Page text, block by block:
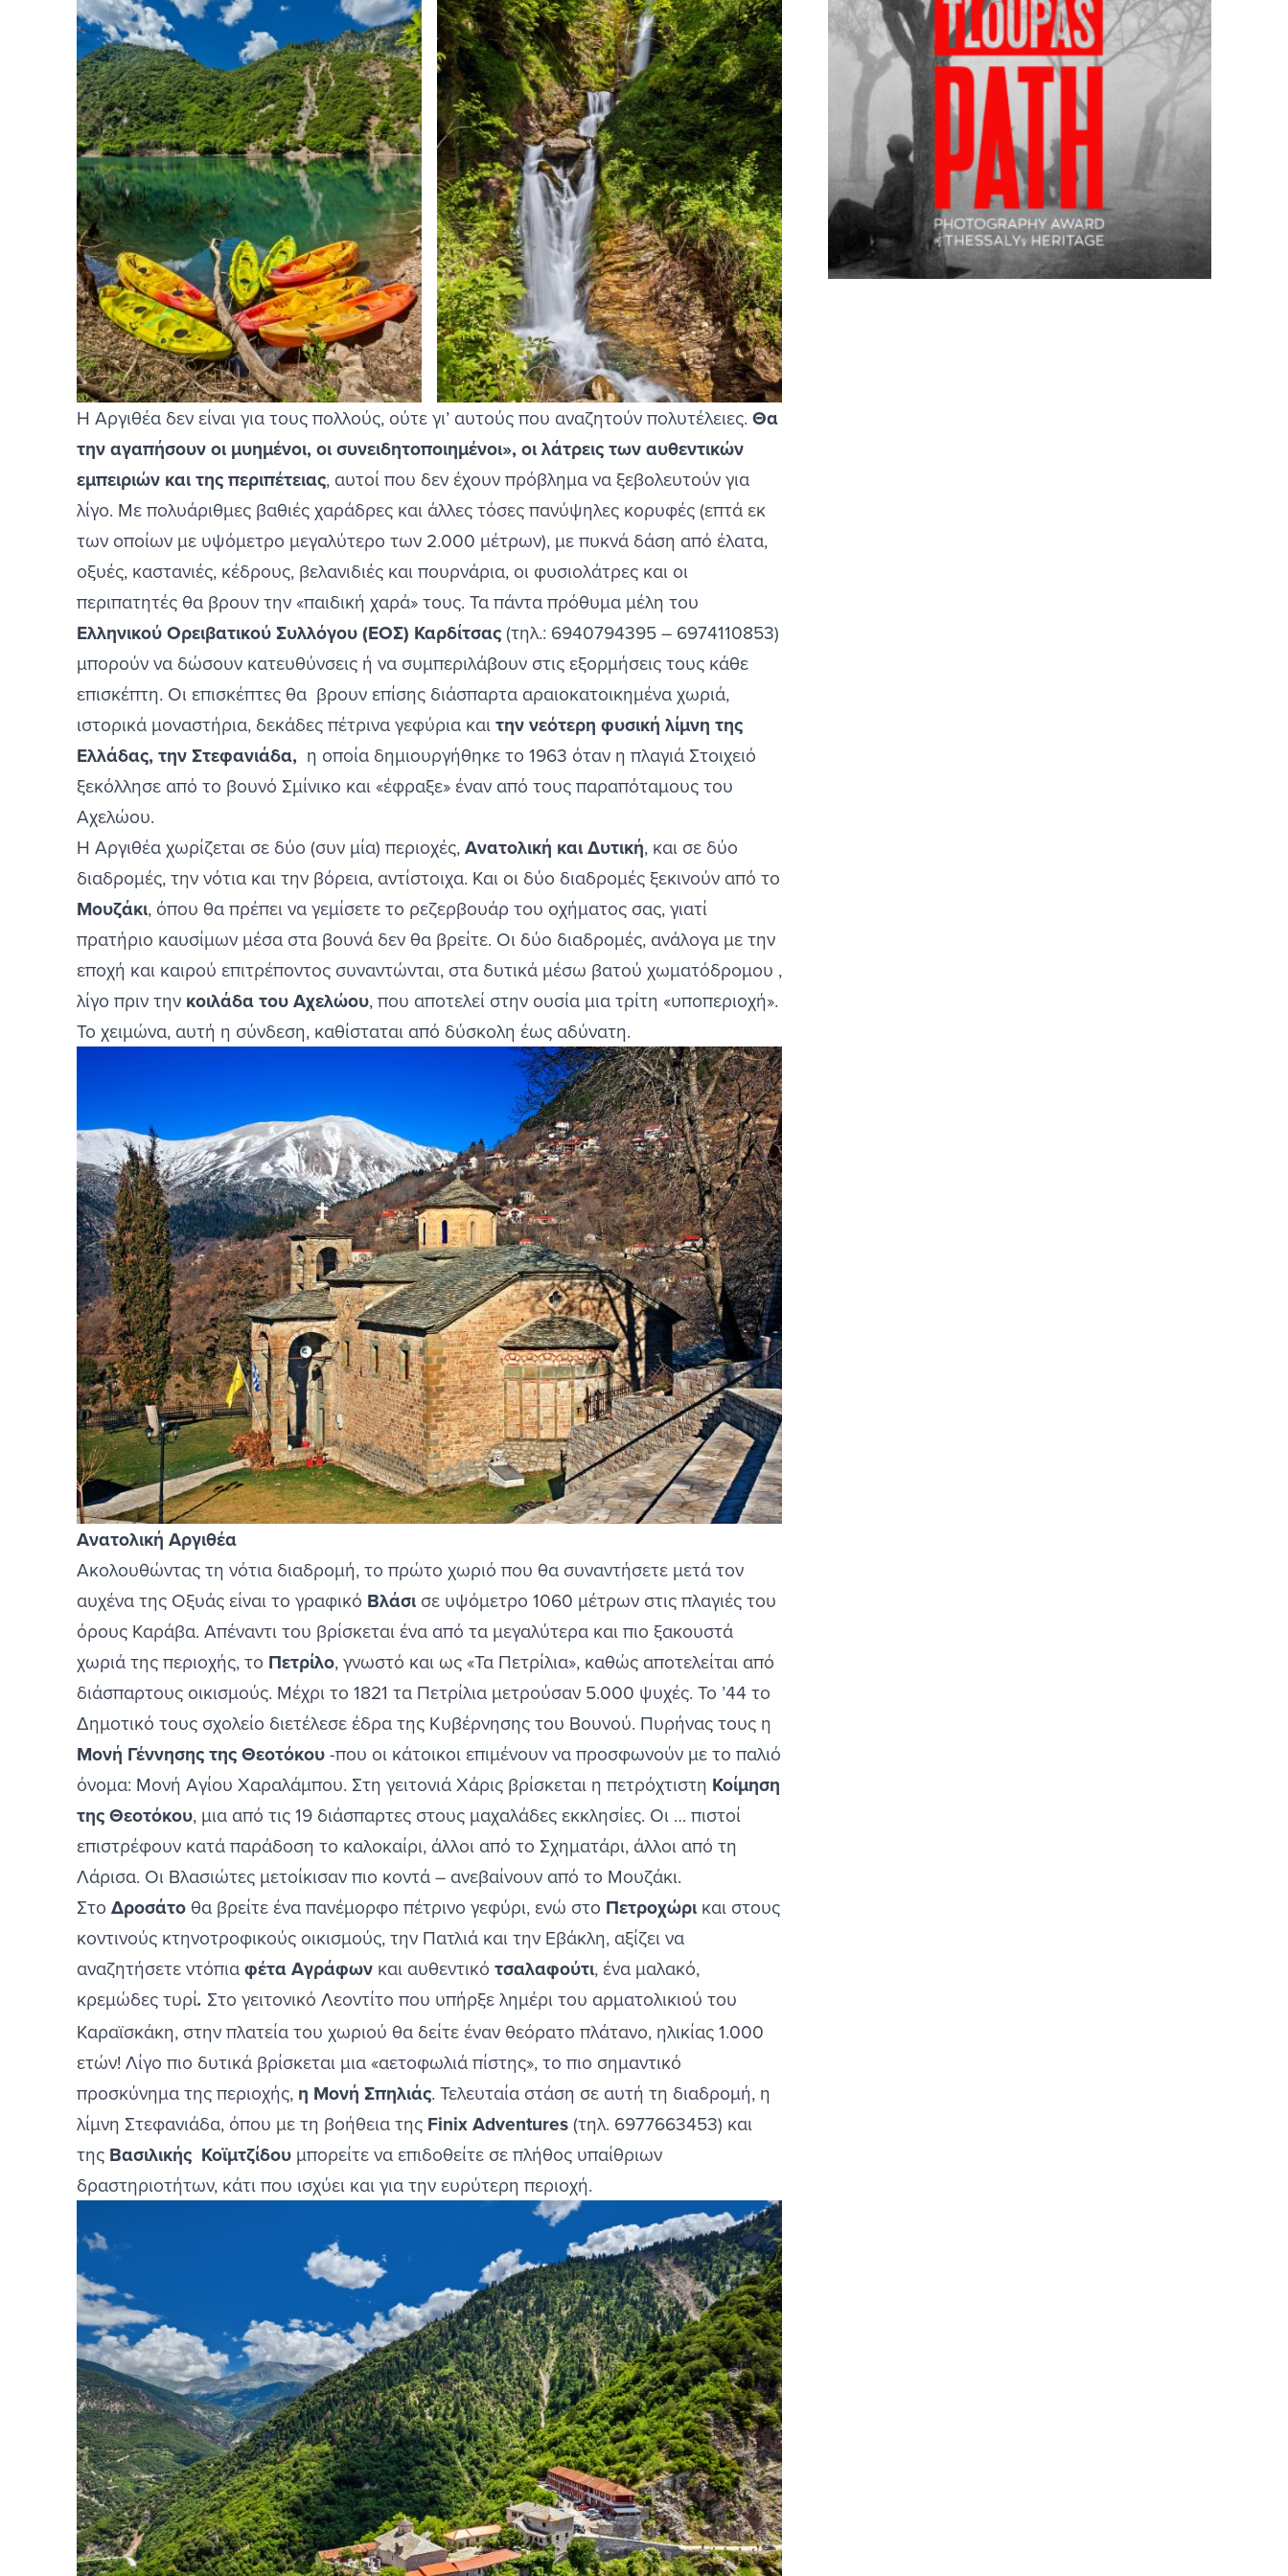
Η Αργιθέα δεν είναι για τους πολλούς, ούτε γι’ αυτούς που αναζητούν πολυτέλειες. Θα
την αγαπήσουν οι μυημένοι, οι συνειδητοποιημένοι», οι λάτρεις των αυθεντικών
εμπειριών και της περιπέτειας, αυτοί που δεν έχουν πρόβλημα να ξεβολευτούν για
λίγο. Με πολυάριθμες βαθιές χαράδρες και άλλες τόσες πανύψηλες κορυφές (επτά εκ
των οποίων με υψόμετρο μεγαλύτερο των 2.000 μέτρων), με πυκνά δάση από έλατα,
οξυές, καστανιές, κέδρους, βελανιδιές και πουρνάρια, οι φυσιολάτρες και οι
περιπατητές θα βρουν την «παιδική χαρά» τους. Τα πάντα πρόθυμα μέλη του
Ελληνικού Ορειβατικού Συλλόγου (ΕΟΣ) Καρδίτσας(τηλ.: 6940794395 – 6974110853)
μπορούν να δώσουν κατευθύνσεις ή να συμπεριλάβουν στις εξορμήσεις τους κάθε
επισκέπτη. Οι επισκέπτες θα βρουν επίσης διάσπαρτα αραιοκατοικημένα χωριά,
ιστορικά μοναστήρια, δεκάδες πέτρινα γεφύρια καιτην νεότερη φυσική λίμνη της
Ελλάδας, τηνΣτεφανιάδα, η οποία δημιουργήθηκε το 1963 όταν η πλαγιά Στοιχειό
ξεκόλλησε από το βουνό Σμίνικο και «έφραξε» έναν από τους παραπόταμους του
Αχελώου.
Η Αργιθέα χωρίζεται σε δύο (συν μία) περιοχές,Ανατολική και Δυτική, και σε δύο
διαδρομές, την νότια και την βόρεια, αντίστοιχα. Και οι δύο διαδρομές ξεκινούν από το
Μουζάκι, όπου θα πρέπει να γεμίσετε το ρεζερβουάρ του οχήματος σας, γιατί
πρατήριο καυσίμων μέσα στα βουνά δεν θα βρείτε. Οι δύο διαδρομές, ανάλογα με την
εποχή και καιρού επιτρέποντος συναντώνται, στα δυτικά μέσω βατού χωματόδρομου ,
λίγο πριν την κοιλάδα του Αχελώου, που αποτελεί στην ουσία μια τρίτη «υποπεριοχή».
Το χειμώνα, αυτή η σύνδεση, καθίσταται από δύσκολη έως αδύνατη.
Ανατολική Αργιθέα
Ακολουθώντας τη νότια διαδρομή, το πρώτο χωριό που θα συναντήσετε μετά τον
αυχένα της Οξυάς είναι το γραφικό Βλάσι σε υψόμετρο 1060 μέτρων στις πλαγιές του
όρους Καράβα. Απέναντι του βρίσκεται ένα από τα μεγαλύτερα και πιο ξακουστά
χωριά της περιοχής, το Πετρίλο, γνωστό και ως «Τα Πετρίλια», καθώς αποτελείται από
διάσπαρτους οικισμούς. Μέχρι το 1821 τα Πετρίλια μετρούσαν 5.000 ψυχές. Το ’44 το
Δημοτικό τους σχολείο διετέλεσε έδρα της Κυβέρνησης του Βουνού. Πυρήνας τους η
Μονή Γέννησης της Θεοτόκου-που οι κάτοικοι επιμένουν να προσφωνούν με το παλιό
όνομα: Μονή Αγίου Χαραλάμπου. Στη γειτονιά Χάρις βρίσκεται η πετρόχτιστη Κοίμηση
της Θεοτόκου, μια από τις 19 διάσπαρτες στους μαχαλάδες εκκλησίες. Οι … πιστοί
επιστρέφουν κατά παράδοση το καλοκαίρι, άλλοι από το Σχηματάρι, άλλοι από τη
Λάρισα. Οι Βλασιώτες μετοίκισαν πιο κοντά – ανεβαίνουν από το Μουζάκι.
Στο Δροσάτο θα βρείτε ένα πανέμορφο πέτρινο γεφύρι, ενώ στο Πετροχώρι και στους
κοντινούς κτηνοτροφικούς οικισμούς, την Πατλιά και την Εβάκλη, αξίζει να
αναζητήσετε ντόπιαφέτα Αγράφων και αυθεντικό τσαλαφούτι, ένα μαλακό,
κρεμώδες τυρί. Στο γειτονικό Λεοντίτο που υπήρξε λημέρι του αρματολικιού του
Καραϊσκάκη, στην πλατεία του χωριού θα δείτε έναν θεόρατο πλάτανο, ηλικίας 1.000
ετών! Λίγο πιο δυτικά βρίσκεται μια «αετοφωλιά πίστης», το πιο σημαντικό
προσκύνημα της περιοχής, η Μονή Σπηλιάς. Τελευταία στάση σε αυτή τη διαδρομή, η
λίμνη Στεφανιάδα, όπου με τη βοήθεια της Finix Adventures(τηλ. 6977663453) και
της Βασιλικής Κοϊμτζίδου μπορείτε να επιδοθείτε σε πλήθος υπαίθριων
δραστηριοτήτων, κάτι που ισχύει και για την ευρύτερη περιοχή.